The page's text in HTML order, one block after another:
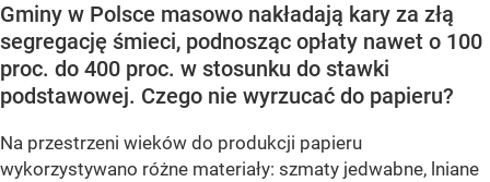
Gminy w Polsce masowo nakładają kary za złą
segregację śmieci, podnosząc opłaty nawet o 100
proc. do 400 proc. w stosunku do stawki
podstawowej. Czego nie wyrzucać do papieru?
Na przestrzeni wieków do produkcji papieru
wykorzystywano różne materiały: szmaty jedwabne, lniane